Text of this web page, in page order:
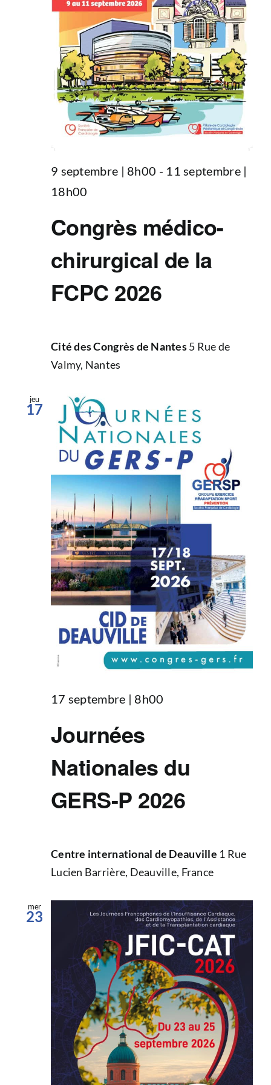
Congrès médico-
chirurgical de la
FCPC 2026
9 septembre | 8h00 - 11 septembre |
18h00
Cité des Congrès de Nantes5 Rue de
Valmy, Nantes
jeu
17
Journées
Nationales du
GERS-P 2026
17 septembre | 8h00
Centre international de Deauville 1 Rue
Lucien Barrière, Deauville, France
mer
23